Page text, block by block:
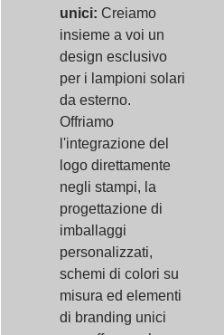
unici:Creiamo
insieme a voi un
design esclusivo
per i lampioni solari
da esterno.
Offriamo
l'integrazione del
logo direttamente
negli stampi, la
progettazione di
imballaggi
personalizzati,
schemi di colori su
misura ed elementi
di branding unici